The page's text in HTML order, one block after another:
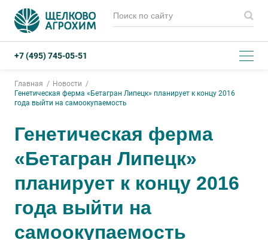
+7 (495) 745-05-51
Главная
Новости
Генетическая ферма «Бетагран Липецк» планирует к концу 2016
года выйти на самоокупаемость
Генетическая ферма
«Бетагран Липецк»
планирует к концу 2016
года выйти на
самоокупаемость